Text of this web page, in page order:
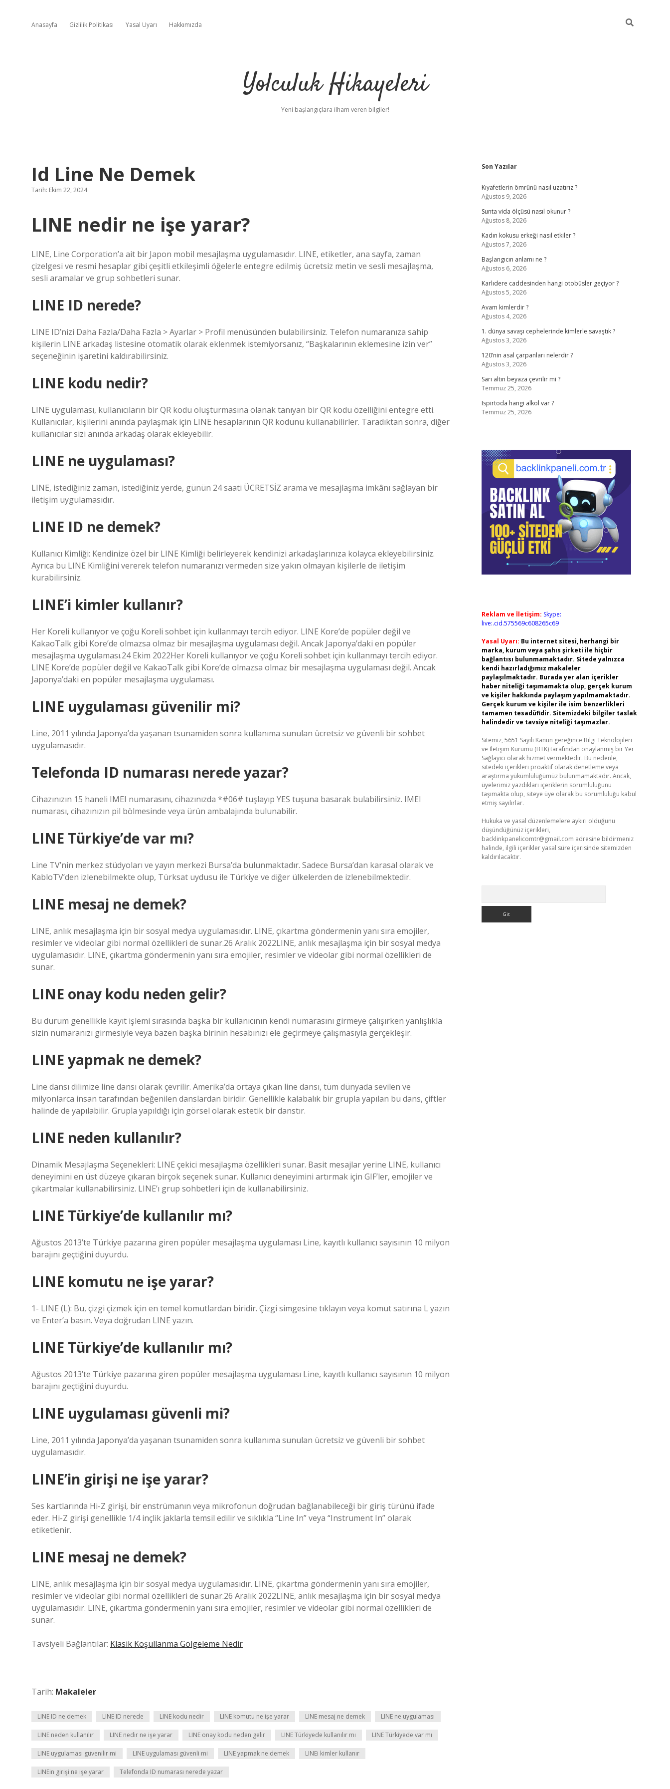
Anasayfa Gizlilik Politikası Yasal Uyarı Hakkımızda
Yolculuk Hikayeleri
Yeni başlangıçlara ilham veren bilgiler!
Id Line Ne Demek
Tarih: Ekim 22, 2024
LINE nedir ne işe yarar?
LINE, Line Corporation’a ait bir Japon mobil mesajlaşma uygulamasıdır. LINE, etiketler, ana sayfa, zaman
çizelgesi ve resmi hesaplar gibi çeşitli etkileşimli öğelerle entegre edilmiş ücretsiz metin ve sesli mesajlaşma,
sesli aramalar ve grup sohbetleri sunar.
LINE ID nerede?
LINE ID’nizi Daha Fazla/Daha Fazla > Ayarlar > Profil menüsünden bulabilirsiniz. Telefon numaranıza sahip
kişilerin LINE arkadaş listesine otomatik olarak eklenmek istemiyorsanız, “Başkalarının eklemesine izin ver”
seçeneğinin işaretini kaldırabilirsiniz.
LINE kodu nedir?
LINE uygulaması, kullanıcıların bir QR kodu oluşturmasına olanak tanıyan bir QR kodu özelliğini entegre etti.
Kullanıcılar, kişilerini anında paylaşmak için LINE hesaplarının QR kodunu kullanabilirler. Taradıktan sonra, diğer
kullanıcılar sizi anında arkadaş olarak ekleyebilir.
LINE ne uygulaması?
LINE, istediğiniz zaman, istediğiniz yerde, günün 24 saati ÜCRETSİZ arama ve mesajlaşma imkânı sağlayan bir
iletişim uygulamasıdır.
LINE ID ne demek?
Kullanıcı Kimliği: Kendinize özel bir LINE Kimliği belirleyerek kendinizi arkadaşlarınıza kolayca ekleyebilirsiniz.
Ayrıca bu LINE Kimliğini vererek telefon numaranızı vermeden size yakın olmayan kişilerle de iletişim
kurabilirsiniz.
LINE’i kimler kullanır?
Her Koreli kullanıyor ve çoğu Koreli sohbet için kullanmayı tercih ediyor. LINE Kore’de popüler değil ve
KakaoTalk gibi Kore’de olmazsa olmaz bir mesajlaşma uygulaması değil. Ancak Japonya’daki en popüler
mesajlaşma uygulaması.24 Ekim 2022Her Koreli kullanıyor ve çoğu Koreli sohbet için kullanmayı tercih ediyor.
LINE Kore’de popüler değil ve KakaoTalk gibi Kore’de olmazsa olmaz bir mesajlaşma uygulaması değil. Ancak
Japonya’daki en popüler mesajlaşma uygulaması.
LINE uygulaması güvenilir mi?
Line, 2011 yılında Japonya’da yaşanan tsunamiden sonra kullanıma sunulan ücretsiz ve güvenli bir sohbet
uygulamasıdır.
Telefonda ID numarası nerede yazar?
Cihazınızın 15 haneli IMEI numarasını, cihazınızda *#06# tuşlayıp YES tuşuna basarak bulabilirsiniz. IMEI
numarası, cihazınızın pil bölmesinde veya ürün ambalajında ​​bulunabilir.
LINE Türkiye’de var mı?
Line TV’nin merkez stüdyoları ve yayın merkezi Bursa’da bulunmaktadır. Sadece Bursa’dan karasal olarak ve
KabloTV’den izlenebilmekte olup, Türksat uydusu ile Türkiye ve diğer ülkelerden de izlenebilmektedir.
LINE mesaj ne demek?
LINE, anlık mesajlaşma için bir sosyal medya uygulamasıdır. LINE, çıkartma göndermenin yanı sıra emojiler,
resimler ve videolar gibi normal özellikleri de sunar.26 Aralık 2022LINE, anlık mesajlaşma için bir sosyal medya
uygulamasıdır. LINE, çıkartma göndermenin yanı sıra emojiler, resimler ve videolar gibi normal özellikleri de
sunar.
LINE onay kodu neden gelir?
Bu durum genellikle kayıt işlemi sırasında başka bir kullanıcının kendi numarasını girmeye çalışırken yanlışlıkla
sizin numaranızı girmesiyle veya bazen başka birinin hesabınızı ele geçirmeye çalışmasıyla gerçekleşir.
LINE yapmak ne demek?
Line dansı dilimize line dansı olarak çevrilir. Amerika’da ortaya çıkan line dansı, tüm dünyada sevilen ve
milyonlarca insan tarafından beğenilen danslardan biridir. Genellikle kalabalık bir grupla yapılan bu dans, çiftler
halinde de yapılabilir. Grupla yapıldığı için görsel olarak estetik bir danstır.
LINE neden kullanılır?
Dinamik Mesajlaşma Seçenekleri: LINE çekici mesajlaşma özellikleri sunar. Basit mesajlar yerine LINE, kullanıcı
deneyimini en üst düzeye çıkaran birçok seçenek sunar. Kullanıcı deneyimini artırmak için GIF’ler, emojiler ve
çıkartmalar kullanabilirsiniz. LINE’ı grup sohbetleri için de kullanabilirsiniz.
LINE Türkiye’de kullanılır mı?
Ağustos 2013’te Türkiye pazarına giren popüler mesajlaşma uygulaması Line, kayıtlı kullanıcı sayısının 10 milyon
barajını geçtiğini duyurdu.
LINE komutu ne işe yarar?
1- LINE (L): Bu, çizgi çizmek için en temel komutlardan biridir. Çizgi simgesine tıklayın veya komut satırına L yazın
ve Enter’a basın. Veya doğrudan LINE yazın.
LINE Türkiye’de kullanılır mı?
Ağustos 2013’te Türkiye pazarına giren popüler mesajlaşma uygulaması Line, kayıtlı kullanıcı sayısının 10 milyon
barajını geçtiğini duyurdu.
LINE uygulaması güvenli mi?
Line, 2011 yılında Japonya’da yaşanan tsunamiden sonra kullanıma sunulan ücretsiz ve güvenli bir sohbet
uygulamasıdır.
LINE’in girişi ne işe yarar?
Ses kartlarında Hi-Z girişi, bir enstrümanın veya mikrofonun doğrudan bağlanabileceği bir giriş türünü ifade
eder. Hi-Z girişi genellikle 1/4 inçlik jaklarla temsil edilir ve sıklıkla “Line In” veya “Instrument In” olarak
etiketlenir.
LINE mesaj ne demek?
LINE, anlık mesajlaşma için bir sosyal medya uygulamasıdır. LINE, çıkartma göndermenin yanı sıra emojiler,
resimler ve videolar gibi normal özellikleri de sunar.26 Aralık 2022LINE, anlık mesajlaşma için bir sosyal medya
uygulamasıdır. LINE, çıkartma göndermenin yanı sıra emojiler, resimler ve videolar gibi normal özellikleri de
sunar.
Tavsiyeli Bağlantılar: Klasik Koşullanma Gölgeleme Nedir
Tarih: Makaleler
LINE ID ne demek LINE ID nerede LINE kodu nedir LINE komutu ne işe yarar LINE mesaj ne demek LINE ne uygulaması
LINE neden kullanılır LINE nedir ne işe yarar LINE onay kodu neden gelir LINE Türkiyede kullanılır mı LINE Türkiyede var mı
LINE uygulaması güvenilir mi LINE uygulaması güvenli mi LINE yapmak ne demek LINEi kimler kullanır
LINEin girişi ne işe yarar Telefonda ID numarası nerede yazar
Sidebar
Son Yazılar
Kıyafetlerin ömrünü nasıl uzatırız ?
Ağustos 9, 2026
Sunta vida ölçüsü nasıl okunur ?
Ağustos 8, 2026
Kadın kokusu erkeği nasıl etkiler ?
Ağustos 7, 2026
Başlangıcın anlamı ne ?
Ağustos 6, 2026
Karlıdere caddesinden hangi otobüsler geçiyor ?
Ağustos 5, 2026
Avam kimlerdir ?
Ağustos 4, 2026
1. dünya savaşı cephelerinde kimlerle savaştık ?
Ağustos 3, 2026
120’nin asal çarpanları nelerdir ?
Ağustos 3, 2026
Sarı altın beyaza çevrilir mi ?
Temmuz 25, 2026
Ispirtoda hangi alkol var ?
Temmuz 25, 2026
Reklam ve İletişim: Skype:
live:.cid.575569c608265c69
Yasal Uyarı: Bu internet sitesi, herhangi bir
marka, kurum veya şahıs şirketi ile hiçbir
bağlantısı bulunmamaktadır. Sitede yalnızca
kendi hazırladığımız makaleler
paylaşılmaktadır. Burada yer alan içerikler
haber niteliği taşımamakta olup, gerçek kurum
ve kişiler hakkında paylaşım yapılmamaktadır.
Gerçek kurum ve kişiler ile isim benzerlikleri
tamamen tesadüfidir. Sitemizdeki bilgiler taslak
halindedir ve tavsiye niteliği taşımazlar.
Sitemiz, 5651 Sayılı Kanun gereğince Bilgi Teknolojileri
ve İletişim Kurumu (BTK) tarafından onaylanmış bir Yer
Sağlayıcı olarak hizmet vermektedir. Bu nedenle,
sitedeki içerikleri proaktif olarak denetleme veya
araştırma yükümlülüğümüz bulunmamaktadır. Ancak,
üyelerimiz yazdıkları içeriklerin sorumluluğunu
taşımakta olup, siteye üye olarak bu sorumluluğu kabul
etmiş sayılırlar.
Hukuka ve yasal düzenlemelere aykırı olduğunu
düşündüğünüz içerikleri,
backlinkpanelicomtr@gmail.com adresine bildirmeniz
halinde, ilgili içerikler yasal süre içerisinde sitemizden
kaldırılacaktır.
betexper giriş